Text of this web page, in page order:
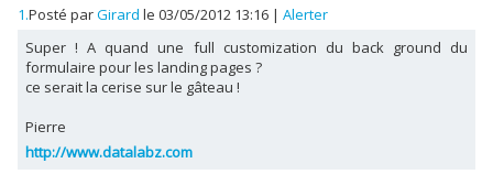
1.Posté parGirard le 03/05/2012 13:16 | Alerter
Super ! A quand une full customization du back ground du
formulaire pour les landing pages ?
ce serait la cerise sur le gâteau !
Pierre
http://www.datalabz.com